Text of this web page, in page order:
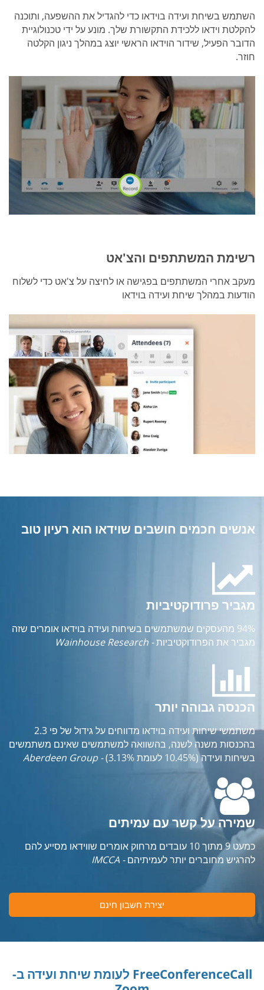
השתמש בשיחת ועידה בוידאו כדי להגדיל את ההשפעה, ותוכנה
להקלטת וידאו ללכידת התקשורת שלך. מונע על ידי טכנולוגיית
הדובר הפעיל, שידור הוידאו הראשי יוצג במהלך ניגון הקלטה
חוזר.
רשימת המשתתפים והצ'אט
מעקב אחרי המשתתפים בפגישה או לחיצה על צ'אט כדי לשלוח
הודעות במהלך שיחת ועידה בוידאו
אנשים חכמים חושבים שוידאו הוא רעיון טוב
מגביר פרודוקטיביות
94% מהעסקים שמשתמשים בשיחות ועידה בוידאו אומרים שזה
מגביר את הפרודוקטיביות- Wainhouse Research
הכנסה גבוהה יותר
משתמשי שיחות ועידה בוידאו מדווחים על גידול של פי 2.3
בהכנסות משנה לשנה, בהשוואה למשתמשים שאינם משתמשים
בשיחות ועידה (10.45% לעומת 3.13%)
- Aberdeen Group
שמירה על קשר עם עמיתים
כמעט 9 מתוך 10 עובדים מרחוק אומרים שווידאו מסייע להם
להרגיש מחוברים יותר לעמיתיהם- IMCCA
יצירת חשבון חינם
FreeConferenceCall לעומת שיחת ועידה ב-